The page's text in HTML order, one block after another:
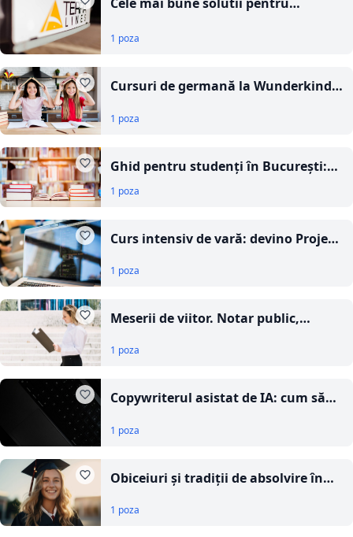
1 poza
Cursuri de germană la Wunderkind
într-o experiență plăcută pentru
1 poza
Ghid pentru studenți în București:
cum găsești chiria potrivită
1 poza
Curs intensiv de vară: devino Project
1 poza
Meserii de viitor. Notar public,
1 poza
Copywriterul asistat de IA: cum să
îmbunătăți creativitatea, nu pentru
1 poza
Obiceiuri și tradiții de absolvire în
1 poza